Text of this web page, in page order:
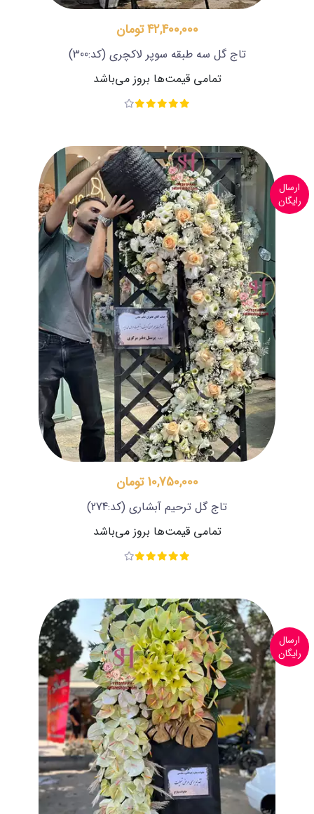
42,400,000 تومان
تاج گل سه طبقه سوپر لاکچری (کد:300)
تمامی قیمت‌ها بروز می‌باشد
ارسال
رایگان
10,750,000 تومان
تاج گل ترحیم آبشاری (کد:274)
تمامی قیمت‌ها بروز می‌باشد
ارسال
رایگان